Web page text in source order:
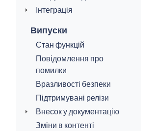
Інтеграція
Випуски
Стан функцій
Повідомлення про
помилки
Вразливості безпеки
Підтримувані релізи
Внесок у документацію
Зміни в контенті